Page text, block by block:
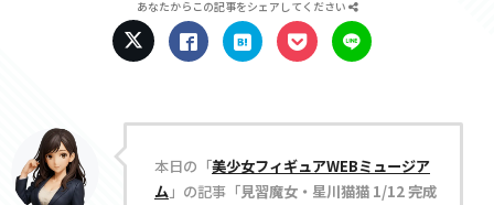
あなたからこの記事をシェアしてください
本日の「美少女フィギュアWEBミュージア
ム」の記事「見習魔女・星川猫猫 1/12 完成